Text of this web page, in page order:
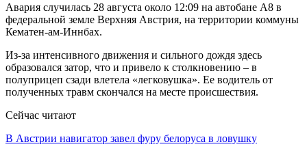
Авария случилась 28 августа около 12:09 на автобане А8 в
федеральной земле Верхняя Австрия, на территории коммуны
Кематен-ам-Иннбах.
Из-за интенсивного движения и сильного дождя здесь
образовался затор, что и привело к столкновению – в
полуприцеп сзади влетела «легковушка». Ее водитель от
полученных травм скончался на месте происшествия.
Сейчас читают
В Австрии навигатор завел фуру белоруса в ловушку